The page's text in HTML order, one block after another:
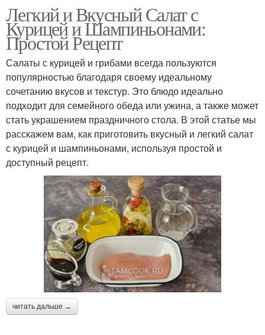
Легкий и Вкусный Салат с
Курицей и Шампиньонами:
Простой Рецепт
Салаты с курицей и грибами всегда пользуются
популярностью благодаря своему идеальному
сочетанию вкусов и текстур. Это блюдо идеально
подходит для семейного обеда или ужина, а также может
стать украшением праздничного стола. В этой статье мы
расскажем вам, как приготовить вкусный и легкий салат
с курицей и шампиньонами, используя простой и
доступный рецепт.
читать дальше →